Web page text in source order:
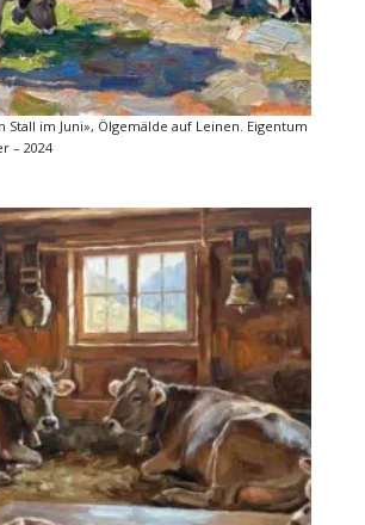
Stall im Juni», Ölgemälde auf Leinen. Eigentum
– 2024